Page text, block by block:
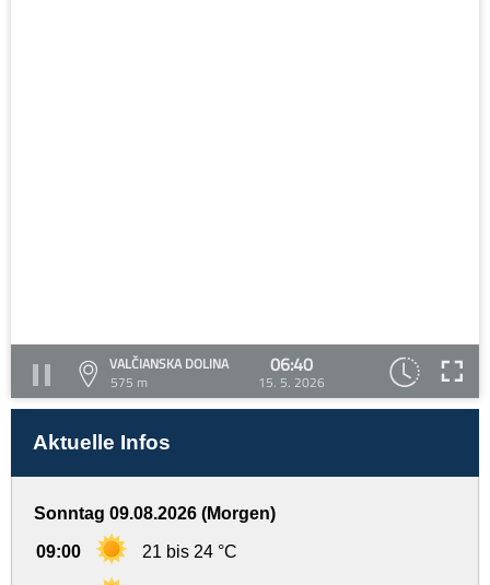
VALČIANSKA DOLINA
575 m
06:40
15. 5. 2026
Aktuelle Infos
Sonntag 09.08.2026 (Morgen)
09:00 21 bis 24 °C